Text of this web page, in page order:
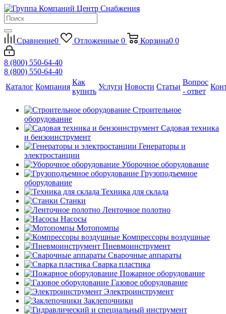
Сравнение0 Отложенные 0 Корзина0 0
8 (800) 550-64-40
8 (800) 550-64-40
Каталог Компания
Как
купить
Услуги Новости Статьи
Вопрос
- ответ
Строительное
оборудование
Садовая техника
и бензоинструмент
Генераторы и
электростанции
Уборочное оборудование
Грузоподъемное
оборудование
Техника для склада
Станки
Ленточное полотно
Насосы
Мотопомпы
Компрессоры воздушные
Пневмоинструмент
Сварочные аппараты
Сварка пластика
Пожарное оборудование
Газовое оборудование
Электроинструмент
Заклепочники